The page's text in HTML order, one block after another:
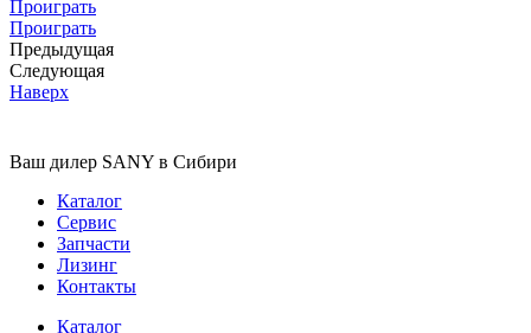
Проиграть
Проиграть
Предыдущая
Следующая
Наверх
Ваш дилер SANY в Сибири
Каталог
Сервис
Запчасти
Лизинг
Контакты
Каталог